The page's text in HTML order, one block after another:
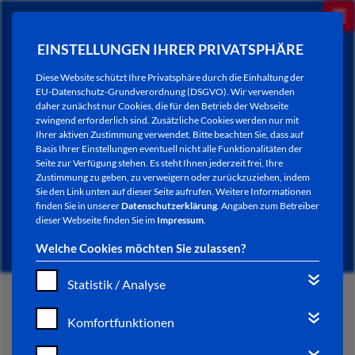
EINSTELLUNGEN IHRER PRIVATSPHÄRE
Diese Website schützt Ihre Privatsphäre durch die Einhaltung der
EU-Datenschutz-Grundverordnung (DSGVO). Wir verwenden
daher zunächst nur Cookies, die für den Betrieb der Webseite
zwingend erforderlich sind. Zusätzliche Cookies werden nur mit
Ihrer aktiven Zustimmung verwendet. Bitte beachten Sie, dass auf
Basis Ihrer Einstellungen eventuell nicht alle Funktionalitäten der
Seite zur Verfügung stehen. Es steht Ihnen jederzeit frei, Ihre
Zustimmung zu geben, zu verweigern oder zurückzuziehen, indem
Sie den Link unten auf dieser Seite aufrufen. Weitere Informationen
finden Sie in unsererDatenschutzerklärung. Angaben zum Betreiber
dieser Webseite finden Sie im Impressum.
Welche Cookies möchten Sie zulassen?
Statistik / Analyse
Komfortfunktionen
NEWSLETTER / CITY LETTER
START